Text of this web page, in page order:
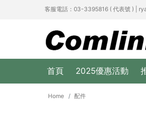
客服電話：03-3395816 ( 代表號 ) |
首頁 2025優惠活動
Home 配件